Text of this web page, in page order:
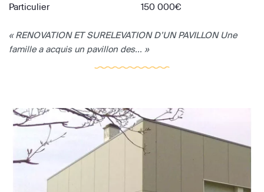
Particulier
150 000€
« RENOVATION ET SURELEVATION D’UN PAVILLON Une
famille a acquis un pavillon des... »